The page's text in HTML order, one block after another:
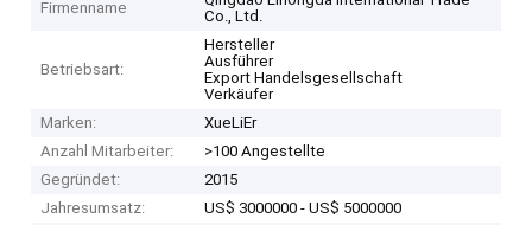
Firmenname
Co., Ltd.
Betriebsart:
Hersteller
Ausführer
Export Handelsgesellschaft
Verkäufer
Marken:
XueLiEr
Anzahl Mitarbeiter:
>100 Angestellte
Gegründet:
2015
Jahresumsatz:
US$ 3000000 - US$ 5000000